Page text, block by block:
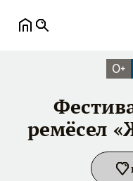
0+
ремёсел